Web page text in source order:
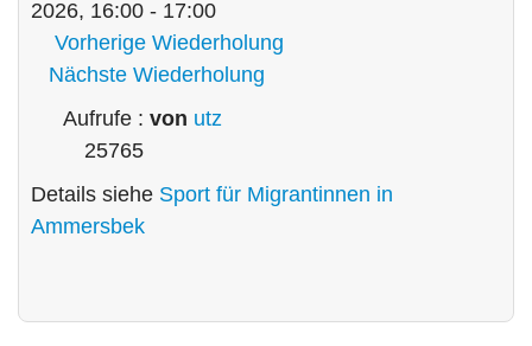
2026, 16:00 - 17:00
Vorherige Wiederholung
Nächste Wiederholung
Aufrufe :
25765
von utz
Details siehe Sport für Migrantinnen in
Ammersbek